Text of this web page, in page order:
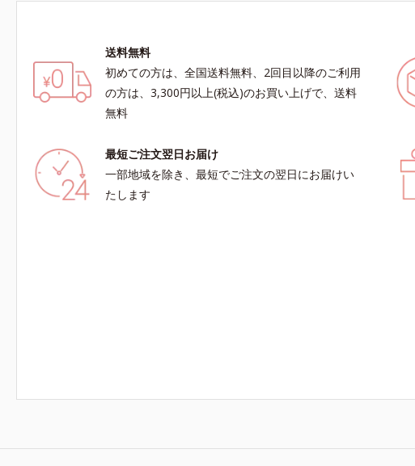
送料無料
初めての方は、全国送料無料、2回目以降のご利用
の方は、3,300円以上(税込)のお買い上げで、送料
無料
最短ご注文翌日お届け
一部地域を除き、最短でご注文の翌日にお届けい
たします